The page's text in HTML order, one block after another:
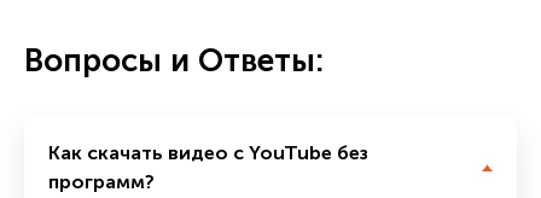
Вопросы и Ответы:
Как скачать видео с YouTube без
программ?